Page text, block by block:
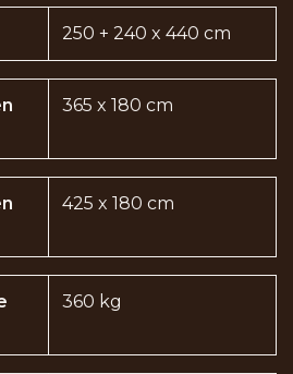
250 + 240 x 440 cm
365 x 180 cm
425 x 180 cm
360 kg